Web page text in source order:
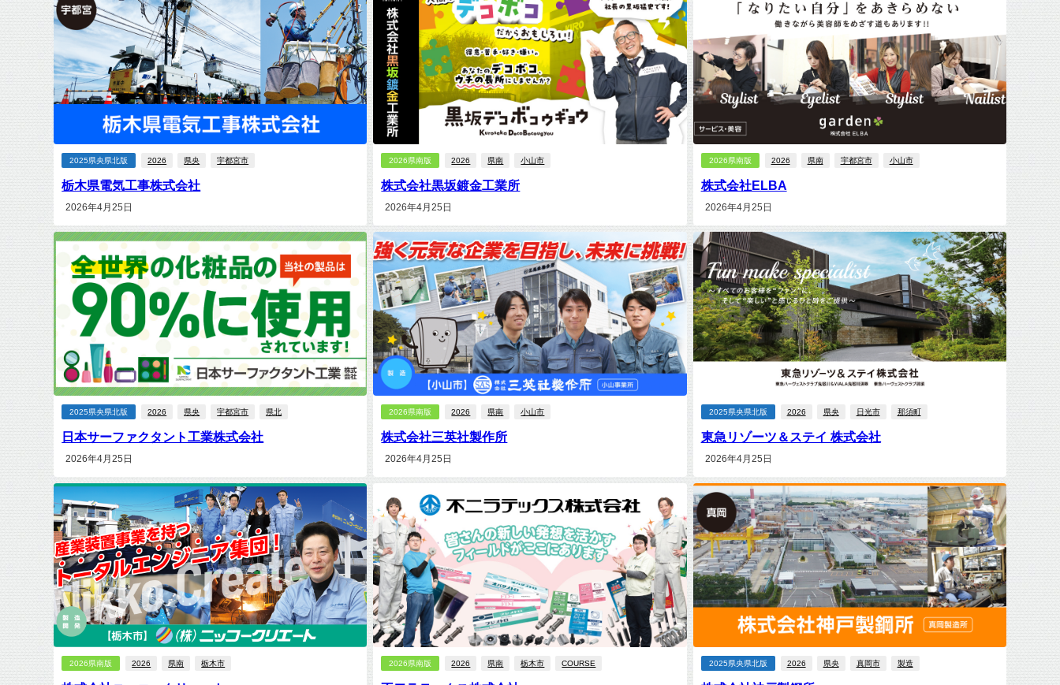
2025県央県北版 2026 県央 宇都宮市
栃木県電気工事株式会社
2026年4月25日
2026県南版 2026 県南 小山市
株式会社黒坂鍍金工業所
2026年4月25日
2026県南版 2026 県南 宇都宮市 小山市
株式会社ELBA
2026年4月25日
2025県央県北版 2026 県央 宇都宮市 県北
日本サーファクタント工業株式会社
2026年4月25日
2026県南版 2026 県南 小山市
株式会社三英社製作所
2026年4月25日
2025県央県北版 2026 県央 日光市 那須町
東急リゾーツ＆ステイ 株式会社
2026年4月25日
2026県南版 2026 県南 栃木市 2026県南版 2026 県南 栃木市 COURSE 2025県央県北版 2026 県央 真岡市 製造